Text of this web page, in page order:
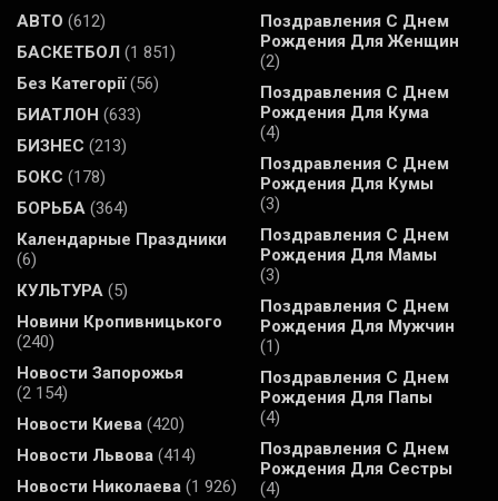
АВТО (612)
БАСКЕТБОЛ (1 851)
Без Категорії(56)
БИАТЛОН (633)
БИЗНЕС (213)
БОКС (178)
БОРЬБА (364)
Календарные Праздники
(6)
КУЛЬТУРА (5)
Новини Кропивницького
(240)
Новости Запорожья
(2 154)
Новости Киева (420)
Новости Львова (414)
Новости Николаева (1 926)
Поздравления С Днем
Рождения Для Женщин
(2)
Поздравления С Днем
Рождения Для Кума
(4)
Поздравления С Днем
Рождения Для Кумы
(3)
Поздравления С Днем
Рождения Для Мамы
(3)
Поздравления С Днем
Рождения Для Мужчин
(1)
Поздравления С Днем
Рождения Для Папы
(4)
Поздравления С Днем
Рождения Для Сестры
(4)